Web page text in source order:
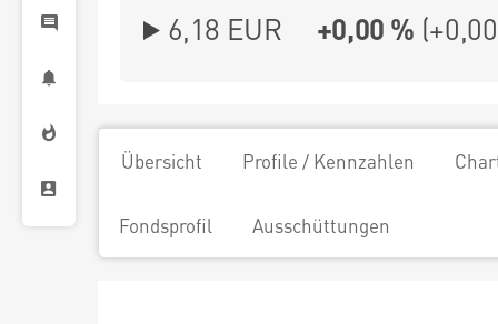
6,18 EUR +0,00 % (+0,00
Übersicht Profile / Kennzahlen
Fondsprofil Ausschüttungen